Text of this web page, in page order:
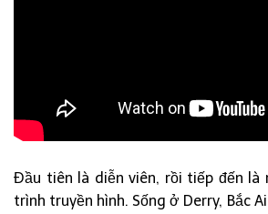
Đầu tiên là diễn viên, rồi tiếp đến là
trình truyền hình. Sống ở Derry, Bắc